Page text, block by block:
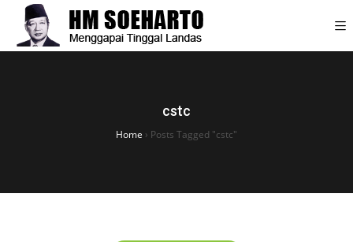
cstc
Home › Posts Tagged "cstc"